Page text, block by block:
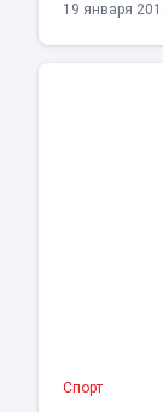
19 января
Спорт